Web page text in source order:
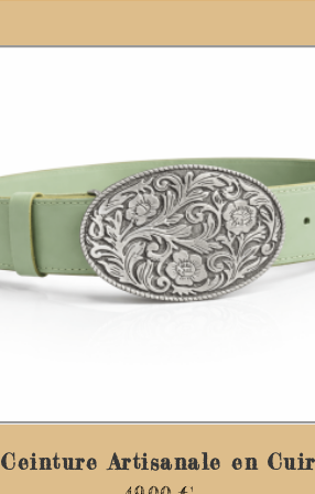
Ceinture Artisanale en Cuir